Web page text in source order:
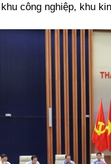
công nghiệp, khu